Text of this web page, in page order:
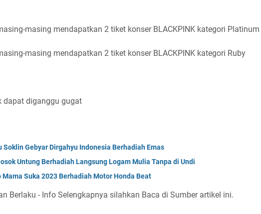
masing mendapatkan 2 tiket konser BLACKPINK kategori Platinum
masing mendapatkan 2 tiket konser BLACKPINK kategori Ruby
dapat diganggu gugat
Soklin Gebyar Dirgahyu Indonesia Berhadiah Emas
Untung Berhadiah Langsung Logam Mulia Tanpa di Undi
Suka 2023 Berhadiah Motor Honda Beat
Berlaku - Info Selengkapnya silahkan Baca di Sumber artikel ini.